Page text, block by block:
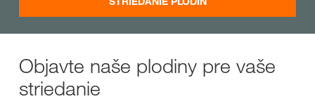
Objavte naše plodiny pre vaše
striedanie